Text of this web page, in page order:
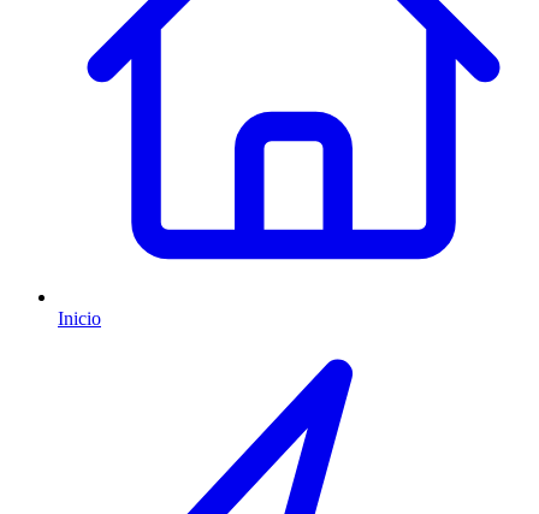
Inicio